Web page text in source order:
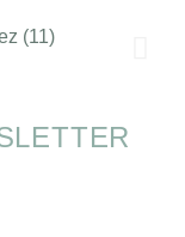
Almoços